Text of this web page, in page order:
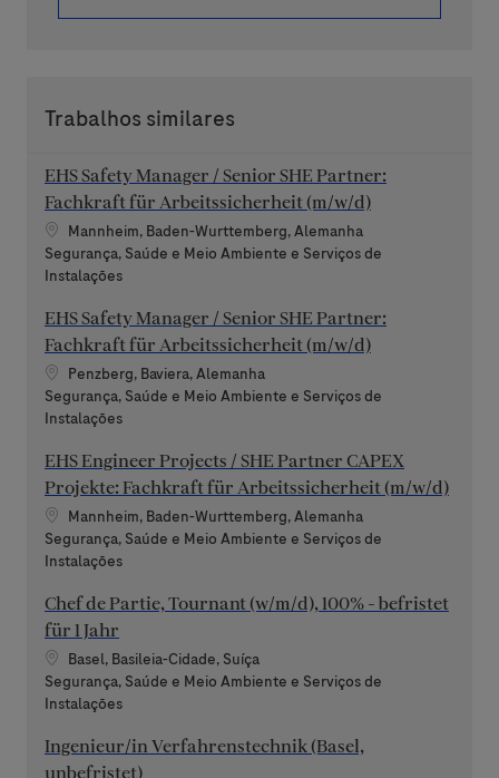
Trabalhos similares
EHS Safety Manager / Senior SHE Partner:
Fachkraft für Arbeitssicherheit (m/w/d)
Localização
Mannheim, Baden-Wurttemberg, Alemanha
Categoria
Segurança, Saúde e Meio Ambiente e Serviços de
Instalações
EHS Safety Manager / Senior SHE Partner:
Fachkraft für Arbeitssicherheit (m/w/d)
Localização
Penzberg, Baviera, Alemanha
Categoria
Segurança, Saúde e Meio Ambiente e Serviços de
Instalações
EHS Engineer Projects / SHE Partner CAPEX
Projekte: Fachkraft für Arbeitssicherheit (m/w/d)
Localização
Mannheim, Baden-Wurttemberg, Alemanha
Categoria
Segurança, Saúde e Meio Ambiente e Serviços de
Instalações
Chef de Partie, Tournant (w/m/d), 100% - befristet
für 1 Jahr
Localização
Basel, Basileia-Cidade, Suíça
Categoria
Segurança, Saúde e Meio Ambiente e Serviços de
Instalações
Ingenieur/in Verfahrenstechnik (Basel,